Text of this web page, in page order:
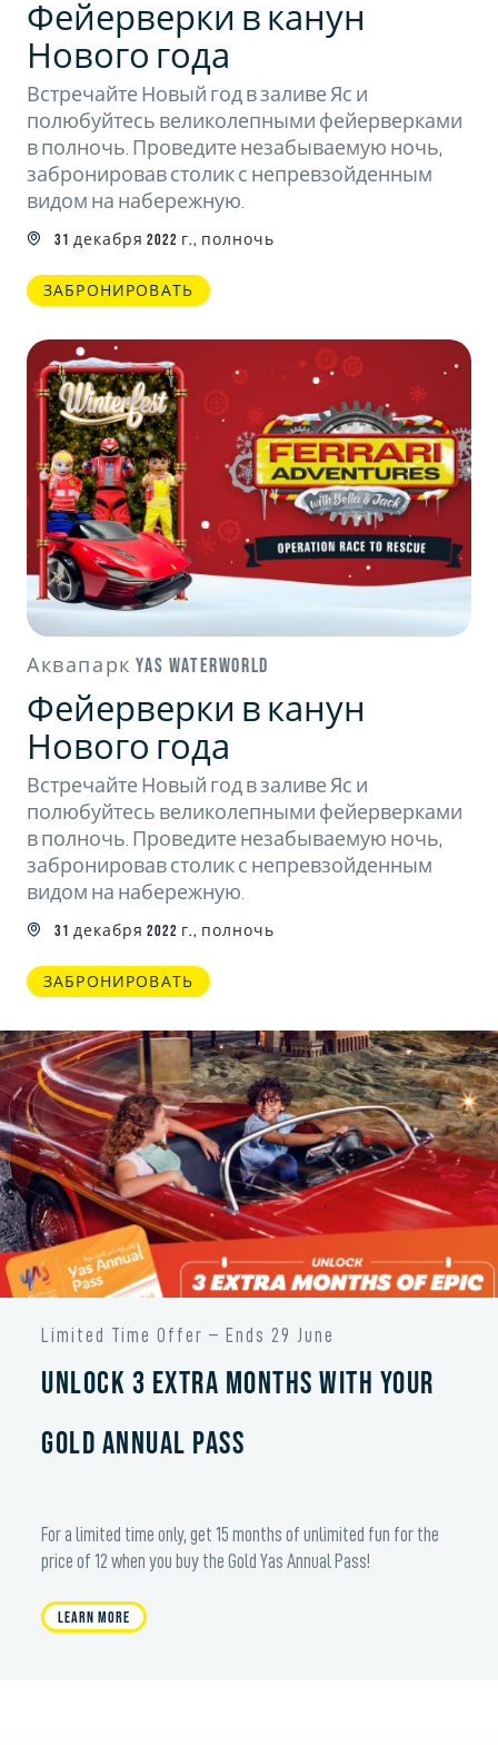
Фейерверки в канун
Нового года
Встречайте Новый год в заливе Яс и
полюбуйтесь великолепными фейерверками
в полночь. Проведите незабываемую ночь,
забронировав столик с непревзойденным
видом на набережную.
31 декабря 2022 г., полночь
ЗАБРОНИРОВАТЬ
Аквапарк Yas Waterworld
Фейерверки в канун
Нового года
Встречайте Новый год в заливе Яс и
полюбуйтесь великолепными фейерверками
в полночь. Проведите незабываемую ночь,
забронировав столик с непревзойденным
видом на набережную.
31 декабря 2022 г., полночь
ЗАБРОНИРОВАТЬ
Limited Time Offer – Ends 29 June
Unlock 3 extra months with your
Gold Annual Pass
For a limited time only, get 15 months of unlimited fun for the
price of 12 when you buy the Gold Yas Annual Pass!
Learn More